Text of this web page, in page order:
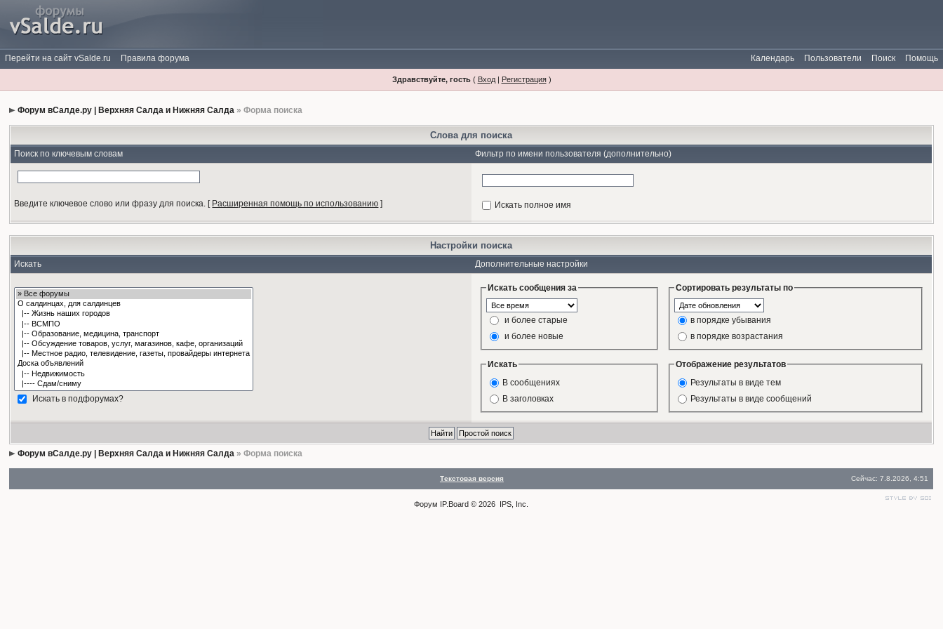
Перейти на сайт vSalde.ru Правила форума Помощь
Поиск
Пользователи
Календарь
Здравствуйте, гость( Вход| Регистрация)
Форум вСалде.ру | Верхняя Салда и Нижняя Салда » Форма поиска
Слова для поиска
Поиск по ключевым словам Фильтр по имени пользователя (дополнительно)
Введите ключевое слово или фразу для поиска. [ Расширенная помощь по использованию ] Искать полное имя
Настройки поиска
Искать Дополнительные настройки
Искать в подфорумах?
Искать сообщения за
и более старые
и более новые
Сортировать результаты по
в порядке убывания
в порядке возрастания
Искать
В сообщениях
В заголовках
Отображение результатов
Результаты в виде тем
Результаты в виде сообщений
Форум вСалде.ру | Верхняя Салда и Нижняя Салда » Форма поиска
Текстовая версия Сейчас: 7.8.2026, 4:51
Форум IP.Board © 2026 IPS, Inc